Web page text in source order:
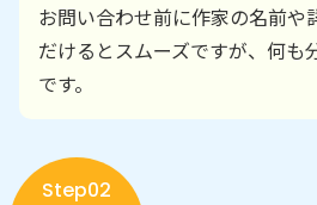
お問い合わせ前に作家の名前や
だけるとスムーズですが、何も
です。
Step02